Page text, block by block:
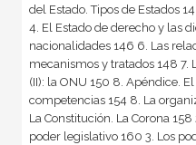
del Estado. Tipos de Estados
4. El Estado de derecho y las
nacionalidades 146 6. Las
mecanismos y tratados 148 7.
(II): la ONU 150 8. Apéndice.
competencias 154 8. La
La Constitución. La Corona
poder legislativo 160 3. Los